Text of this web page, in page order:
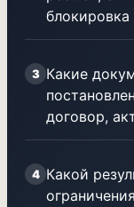
блокировка
3 Какие
договор,
4 Какой